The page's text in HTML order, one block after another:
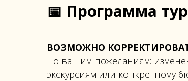
📅 Программа
ВОЗМОЖНО
По вашим пожеланиям:
экскурсиям или конкретному